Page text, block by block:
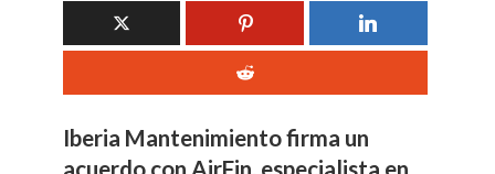
Iberia Mantenimiento firma un
acuerdo con AirFin, especialista en